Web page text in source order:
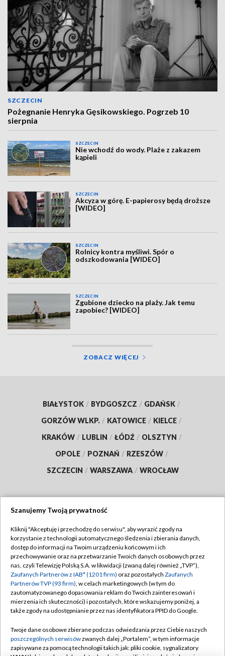
SZCZECIN
Pożegnanie Henryka Gęsikowskiego. Pogrzeb 10
sierpnia
SZCZECIN
Nie wchodź do wody. Plaże z zakazem
kąpieli
SZCZECIN
Akcyza w górę. E-papierosy będą droższe
[WIDEO]
SZCZECIN
Rolnicy kontra myśliwi. Spór o
odszkodowania [WIDEO]
SZCZECIN
Zgubione dziecko na plaży. Jak temu
zapobiec? [WIDEO]
ZOBACZ WIĘCEJ
BIAŁYSTOK / BYDGOSZCZ / GDAŃSK /
GORZÓW WLKP. / KATOWICE / KIELCE /
KRAKÓW / LUBLIN / ŁÓDŹ / OLSZTYN /
OPOLE / POZNAŃ / RZESZÓW /
SZCZECIN / WARSZAWA / WROCŁAW
TVP
Abonament TVP
Emisja w TVP
Centrum informacji TVP
Naziemna Telewizja Cyfrowa
Rada Programowa
System NOS
Regulamin TVP
Polityka prywatności
Moje zgody
Pomoc
Kontakt
Szanujemy Twoją prywatność
Kliknij "Akceptuję i przechodzę do serwisu", aby wyrazić zgody na
korzystanie z technologii automatycznego śledzenia i zbierania danych,
dostęp do informacji na Twoim urządzeniu końcowym i ich
przechowywanie oraz na przetwarzanie Twoich danych osobowych przez
nas, czyli Telewizję Polską S.A. w likwidacji (zwaną dalej również „TVP”),
Zaufanych Partnerów z IAB* (1201 firm) oraz pozostałych Zaufanych
Partnerów TVP (93 firm), w celach marketingowych (w tym do
zautomatyzowanego dopasowania reklam do Twoich zainteresowań i
mierzenia ich skuteczności) i pozostałych, które wskazujemy poniżej, a
także zgody na udostępnianie przez nas identyfikatora PPID do Google.
Twoje dane osobowe zbierane podczas odwiedzania przez Ciebie naszych
poszczególnych serwisówzwanych dalej „Portalem”, w tym informacje
zapisywane za pomocą technologii takich jak: pliki cookie, sygnalizatory